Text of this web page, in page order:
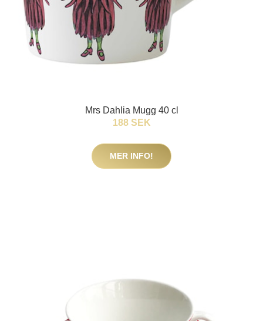
Mrs Dahlia Mugg 40 cl
188 SEK
MER INFO!